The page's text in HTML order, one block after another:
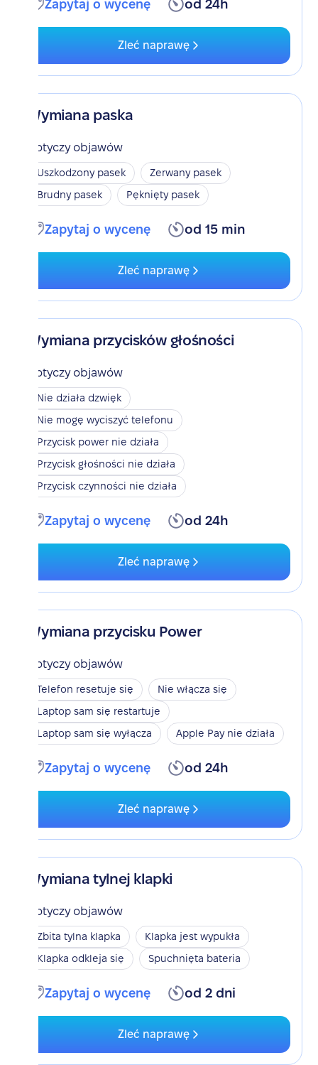
Zapytaj o wycenę od 24h
Zleć naprawę
Wymiana paska
Dotyczy objawów
Uszkodzony pasek
Zerwany pasek
Brudny pasek
Pęknięty pasek
Zapytaj o wycenę od 15 min
Zleć naprawę
Wymiana przycisków głośności
Dotyczy objawów
Nie działa dzwięk
Nie mogę wyciszyć telefonu
Przycisk power nie działa
Przycisk głośności nie działa
Przycisk czynności nie działa
Zapytaj o wycenę od 24h
Zleć naprawę
Wymiana przycisku Power
Dotyczy objawów
Telefon resetuje się
Nie włącza się
Laptop sam się restartuje
Laptop sam się wyłącza
Apple Pay nie działa
Zapytaj o wycenę od 24h
Zleć naprawę
Wymiana tylnej klapki
Dotyczy objawów
Zbita tylna klapka
Klapka jest wypukła
Klapka odkleja się
Spuchnięta bateria
Zapytaj o wycenę od 2 dni
Zleć naprawę